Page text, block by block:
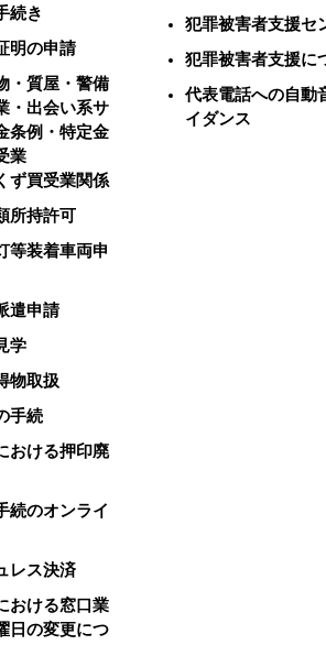
続き
明の申請
・質屋・警備
・出会い系サ
条例・特定金
業
ず買受業関係
所持許可
等装着車両申
遣申請
学
物取扱
手続
おける押印廃
続のオンライ
レス決済
おける窓口業
日の変更につ
犯罪被害者支援セ
犯罪被害者支援に
代表電話への自動
イダンス